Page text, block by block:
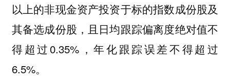
以上的非现金资产投资于标的指数成份股及
其备选成份股，且日均跟踪偏离度绝对值不
得超过0.35%，年化跟踪误差不得超过
6.5%。